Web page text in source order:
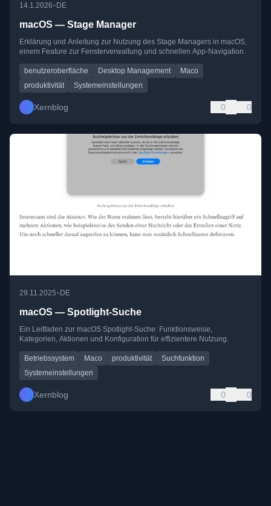
14.1.2026• DE
macOS — Stage Manager
Erklärung und Anleitung zur Nutzung des Stage Managers in macOS,
einem Feature zur Fensterverwaltung und schnellen App-Navigation.
benutzeroberfläche Desktop Management
Maco
produktivität
Systemeinstellungen
Xernblog 0 0
29.11.2025•DE
macOS — Spotlight-Suche
Ein Leitfaden zur macOS Spotlight-Suche: Funktionsweise,
Kategorien, Aktionen und Konfiguration für effizientere Nutzung.
Betriebssystem Maco produktivität
Suchfunktion
Systemeinstellungen
Xernblog 0 0